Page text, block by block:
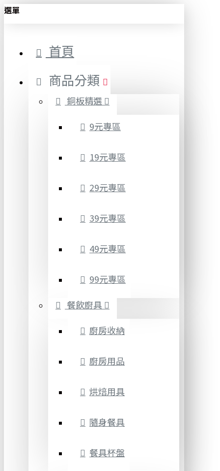
選單
首頁
商品分類
銅板精選
9元專區
19元專區
29元專區
39元專區
49元專區
99元專區
餐飲廚具
廚房收納
廚房用品
烘焙用具
隨身餐具
餐具杯盤